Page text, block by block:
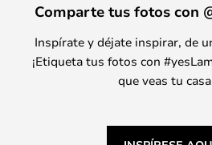
Comparte tus fotos con
Inspírate y déjate inspirar, de
¡Etiqueta tus fotos con
que veas tu